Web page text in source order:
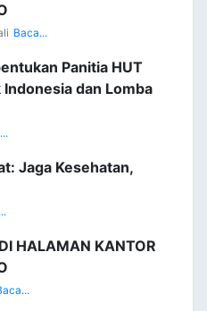
Baca...
Panitia HUT
dan Lomba
Jaga Kesehatan,
HALAMAN KANTOR